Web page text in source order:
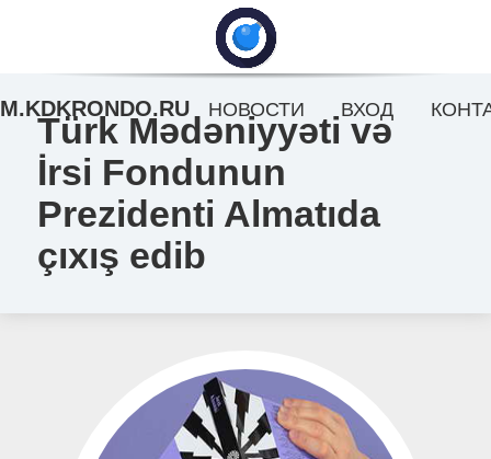
Türk Mədəniyyəti və
İrsi Fondunun
Prezidenti Almatıda
çıxış edib
M.KDKRONDO.RU НОВОСТИ ВХОД